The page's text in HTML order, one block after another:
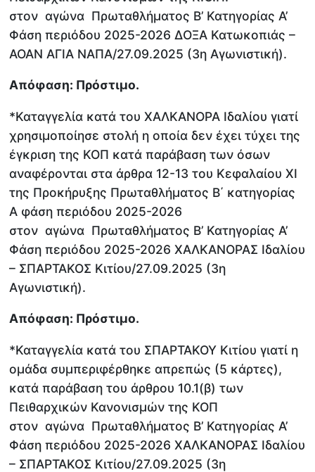
στον αγώνα Πρωταθλήματος Β’ Κατηγορίας Α’
Φάση περιόδου 2025-2026 ΔΟΞΑ Κατωκοπιάς –
ΑΟΑΝ ΑΓΙΑ ΝΑΠΑ/27.09.2025 (3η Αγωνιστική).
Απόφαση: Πρόστιμο.
*Καταγγελία κατά του ΧΑΛΚΑΝΟΡΑ Ιδαλίου γιατί
χρησιμοποίησε στολή η οποία δεν έχει τύχει της
έγκριση της ΚΟΠ κατά παράβαση των όσων
αναφέρονται στα άρθρα 12-13 του Κεφαλαίου ΧΙ
της Προκήρυξης Πρωταθλήματος Β΄ κατηγορίας
Α φάση περιόδου 2025-2026
στον αγώνα Πρωταθλήματος Β’ Κατηγορίας Α’
Φάση περιόδου 2025-2026 ΧΑΛΚΑΝΟΡΑΣ Ιδαλίου
– ΣΠΑΡΤΑΚΟΣ Κιτίου/27.09.2025 (3η
Αγωνιστική).
Απόφαση: Πρόστιμο.
*Καταγγελία κατά του ΣΠΑΡΤΑΚΟΥ Κιτίου γιατί η
ομάδα συμπεριφέρθηκε απρεπώς (5 κάρτες),
κατά παράβαση του άρθρου 10.1(β) των
Πειθαρχικών Κανονισμών της ΚΟΠ
στον αγώνα Πρωταθλήματος Β’ Κατηγορίας Α’
Φάση περιόδου 2025-2026 ΧΑΛΚΑΝΟΡΑΣ Ιδαλίου
– ΣΠΑΡΤΑΚΟΣ Κιτίου/27.09.2025 (3η